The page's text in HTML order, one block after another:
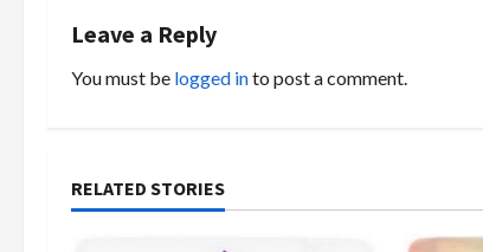
n
a
i
g
Leave a Reply
You must be logged into post a comment.
RELATED STORIES